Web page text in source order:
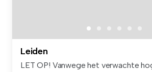
Leiden
LET OP! Vanwege het verwachte